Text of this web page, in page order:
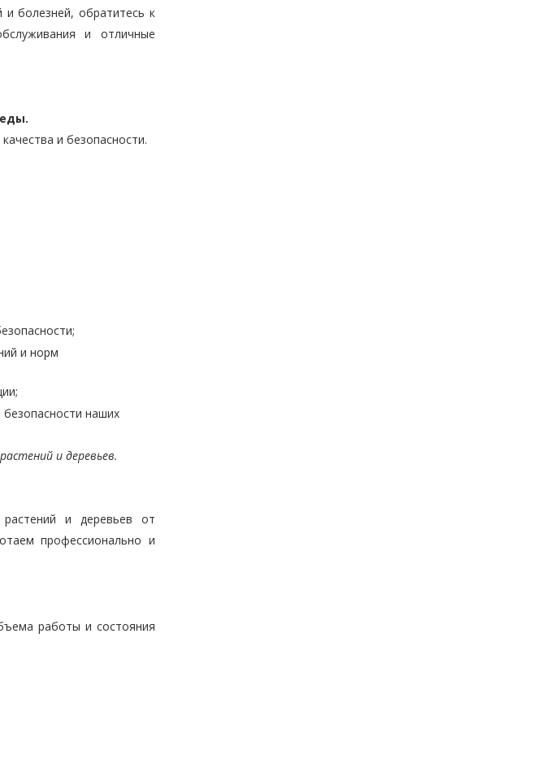
болезней, обратитесь к
и отличные
и безопасности.
и норм
безопасности наших
и деревьев.
и деревьев от
профессионально и
работы и состояния